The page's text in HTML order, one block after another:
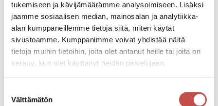
tukemiseen ja kävijämäärämme analysoimiseen. Lisäksi
jaamme sosiaalisen median, mainosalan ja analytiikka-
alan kumppaneillemme tietoja siitä, miten käytät
sivustoamme. Kumppanimme voivat yhdistää näitä
tietoja muihin tietoihin, joita olet antanut heille tai joita on
kerätty, kun olet käyttänyt heidän palvelujaan.
valinta
Välttämätön
Jaa tapahtuma:
Facebook
Twitter
Linkedin